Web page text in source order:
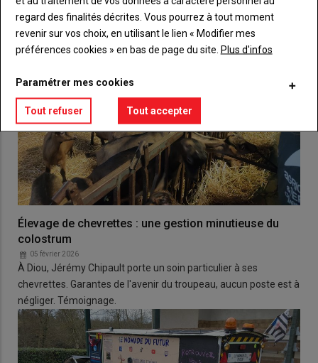
Élevage de chevrettes : une gestion minutieuse du
colostrum
05 février 2026
À Diou, Jérémy Chipault porte un soin particulier à ses
chevrettes. Garantes de l'avenir du troupeau, aucun poste est à
négliger. Témoignage.
regard des finalités décrites. Vous pourrez à tout moment
revenir sur vos choix, en utilisant le lien « Modifier mes
préférences cookies » en bas de page du site. Plus d'infos
Paramétrer mes cookies
Tout refuser Tout accepter